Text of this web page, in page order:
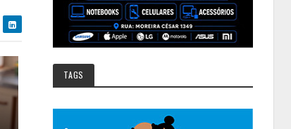
TAGS